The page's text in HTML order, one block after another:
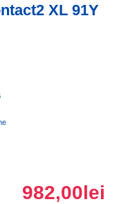
XL 91Y
982,00lei